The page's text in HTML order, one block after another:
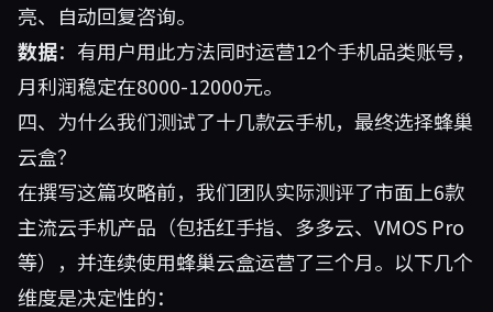
亮、自动回复咨询。
数据：有用户用此方法同时运营12个手机品类账号，
月利润稳定在8000-12000元。
四、为什么我们测试了十几款云手机，最终选择蜂巢
云盒？
在撰写这篇攻略前，我们团队实际测评了市面上6款
主流云手机产品（包括红手指、多多云、VMOS Pro
等），并连续使用蜂巢云盒运营了三个月。以下几个
维度是决定性的：